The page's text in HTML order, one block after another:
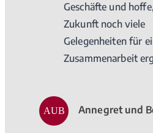
Geschäfte und
Zukunft noch viele
Gelegenheiten für
Zusammenarbeit
AUB Annegret und